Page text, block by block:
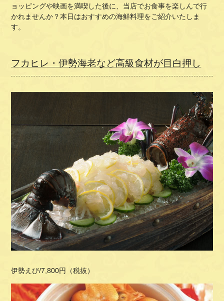
ョッピングや映画を満喫した後に、当店でお食事を楽しんで行
かれませんか？本日はおすすめの海鮮料理をご紹介いたしま
す。
フカヒレ・伊勢海老など高級食材が目白押し
伊勢えび/7,800円（税抜）